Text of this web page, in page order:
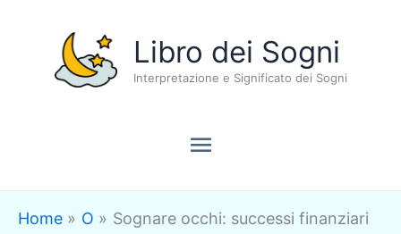
contenuto
Libro dei Sogni
Interpretazione e Significato dei Sogni
Menu
principale
Home O Sognare occhi: successi finanziari